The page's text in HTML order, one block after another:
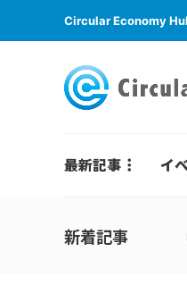
Circular Economy
最新記事 イ
新着記事